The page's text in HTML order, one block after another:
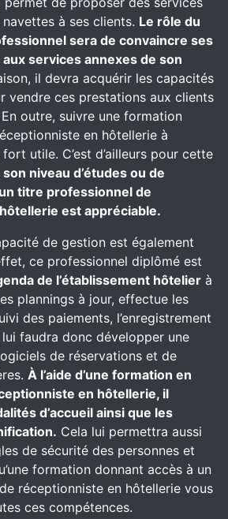
à ses clients. Le rôle du
sera de convaincre ses
services annexes de son
il devra acquérir les capacités
vendre ces prestations aux clients
outre, suivre une formation
en hôtellerie à
utile. C’est d’ailleurs pour cette
niveau d’études ou de
titre professionnel de
est appréciable.
de gestion est également
ce professionnel diplômé est
de l’établissement hôtelier à
plannings à jour, effectue les
des paiements, l’enregistrement
faudra donc développer une
de réservations et de
À l’aide d’une formation en
en hôtellerie, il
d’accueil ainsi que les
Cela lui permettra aussi
de sécurité des personnes et
formation donnant accès à un
réceptionniste en hôtellerie vous
ces compétences.